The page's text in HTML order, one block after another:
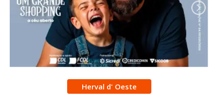
Herval d' Oeste